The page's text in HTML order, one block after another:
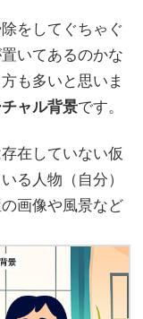
をしてぐちゃぐ
いてあるのかな
も多いと思いま
ャル背景です。
在していない仮
る人物（自分）
画像や風景など